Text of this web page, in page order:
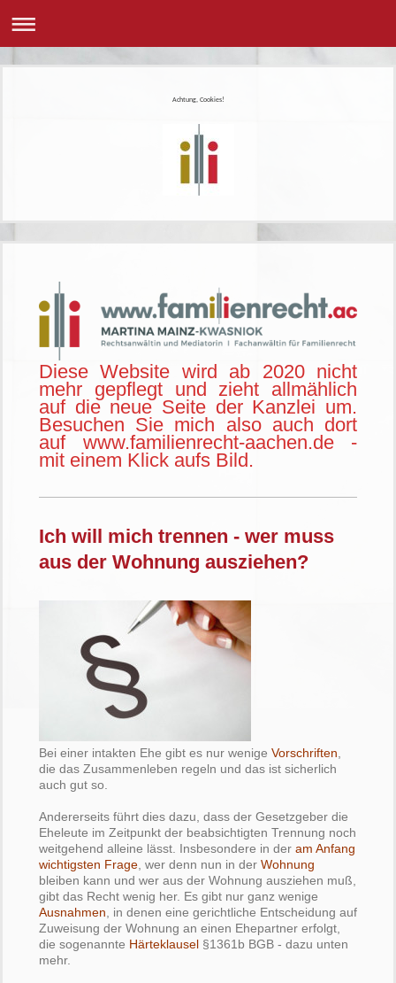
Achtung, Cookies!
Diese Website wird ab 2020 nicht
mehr gepflegt und zieht allmählich
auf die neue Seite der Kanzlei um.
Besuchen Sie mich also auch dort
auf www.familienrecht-aachen.de -
mit einem Klick aufs Bild.
Ich will mich trennen - wer muss
aus der Wohnung ausziehen?
Bei einer intakten Ehe gibt es nur wenige Vorschriften
die das Zusammenleben regeln und das ist sicherlich
auch gut so.
Andererseits führt dies dazu, dass der Gesetzgeber die
Eheleute im Zeitpunkt der beabsichtigten Trennung noch
weitgehend alleine lässt. Insbesondere in der am Anfang
wichtigsten Frage , wer denn nun in der Wohnung
bleiben kann und wer aus der Wohnung ausziehen muß,
gibt das Recht wenig her. Es gibt nur ganz wenige
Ausnahmen , in denen eine gerichtliche Entscheidung auf
Zuweisung der Wohnung an einen Ehepartner erfolgt,
die sogenannte Härteklausel §1361b BGB - dazu unten
mehr.